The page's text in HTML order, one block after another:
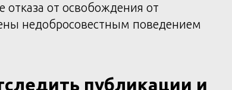
отказа от освобождения от
недобросовестным поведением
публикации и